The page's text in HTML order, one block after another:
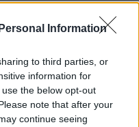
Information
to third parties, or
information for
the below opt-out
note that after your
continue seeing
LUBELSKI KUL LUBLIN